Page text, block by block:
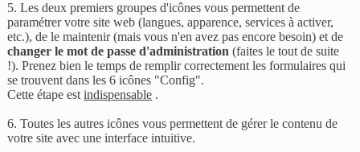
5. Les deux premiers groupes d'icônes vous permettent de
paramétrer votre site web (langues, apparence, services à activer,
etc.), de le maintenir (mais vous n'en avez pas encore besoin) et de
changer le mot de passe d'administration (faites le tout de suite
!). Prenez bien le temps de remplir correctement les formulaires qui
se trouvent dans les 6 icônes "Config".
Cette étape estindispensable .
6. Toutes les autres icônes vous permettent de gérer le contenu de
votre site avec une interface intuitive.